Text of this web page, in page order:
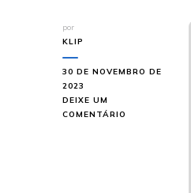
por
KLIP
30 DE NOVEMBRO DE
2023
DEIXE UM
COMENTÁRIO